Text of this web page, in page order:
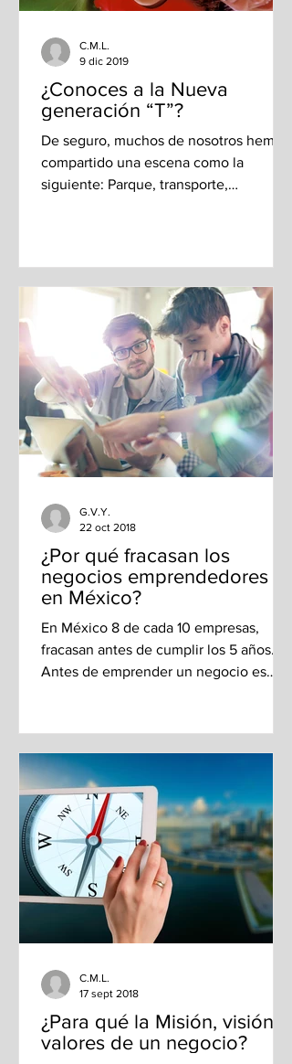
¿Conoces a la Nueva
generación “T”?
De seguro, muchos de nosotros hemos
compartido una escena como la
siguiente: Parque, transporte,
C.M.L.
9 dic 2019
¿Por qué fracasan los
negocios emprendedores
en México?
En México 8 de cada 10 empresas,
fracasan antes de cumplir los 5 años.
Antes de emprender un negocio es
G.V.Y.
22 oct 2018
¿Para qué la Misión, visión y
valores de un negocio?
C.M.L.
17 sept 2018